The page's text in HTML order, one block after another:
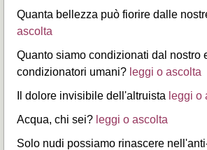
Quanta bellezza può fiorire dalle
ascolta
Quanto siamo condizionati dal nostro
condizionatori umani? leggi o ascolta
Il dolore invisibile dell'altruista leggi o
Acqua, chi sei? leggi o ascolta
Solo nudi possiamo rinascere